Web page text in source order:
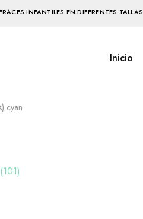
INFANTILES EN DIFERENTES TALLAS
Inicio
cyan
101